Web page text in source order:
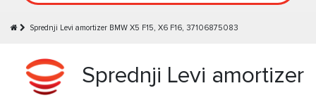
Sprednji Levi amortizer BMW X5 F15, X6 F16, 37106875083
Sprednji Levi amortizer